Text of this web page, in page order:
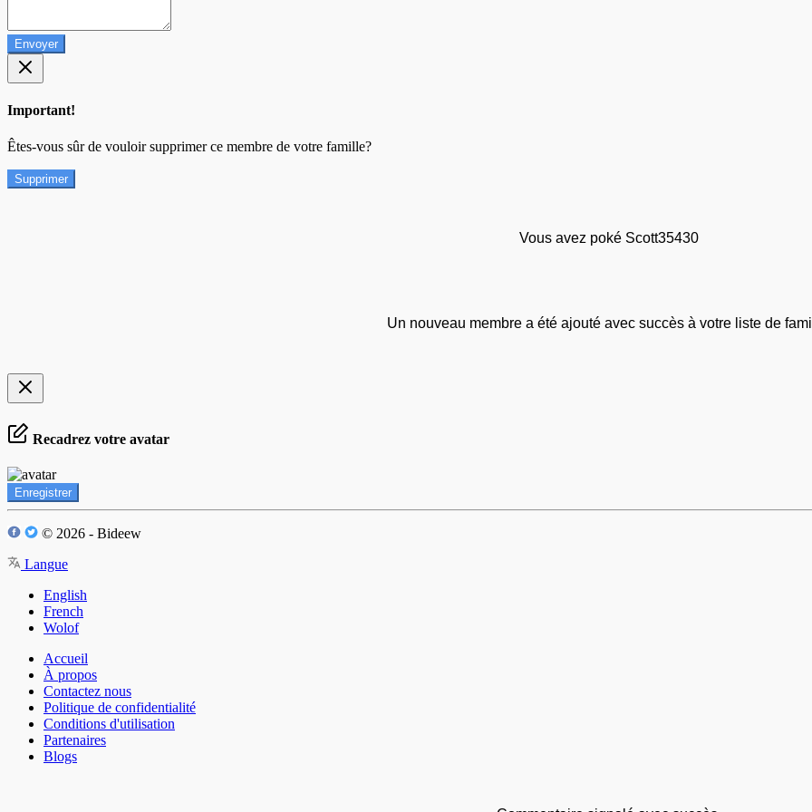
Envoyer
Important!
Êtes-vous sûr de vouloir supprimer ce membre de votre famille?
Supprimer
Vous avez poké Scott35430
Un nouveau membre a été ajouté avec succès à votre liste de
Recadrez votre avatar
Enregistrer
© 2026 - Bideew
Langue
English
French
Wolof
Accueil
À propos
Contactez nous
Politique de confidentialité
Conditions d'utilisation
Partenaires
Blogs